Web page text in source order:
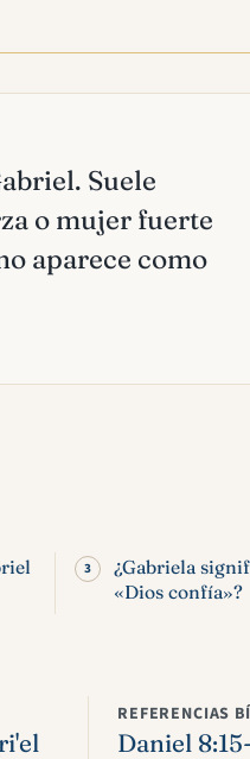
Suele
o mujer fuerte
aparece como
¿Gabriela
«Dios confía»?
REFERENCIAS
Daniel